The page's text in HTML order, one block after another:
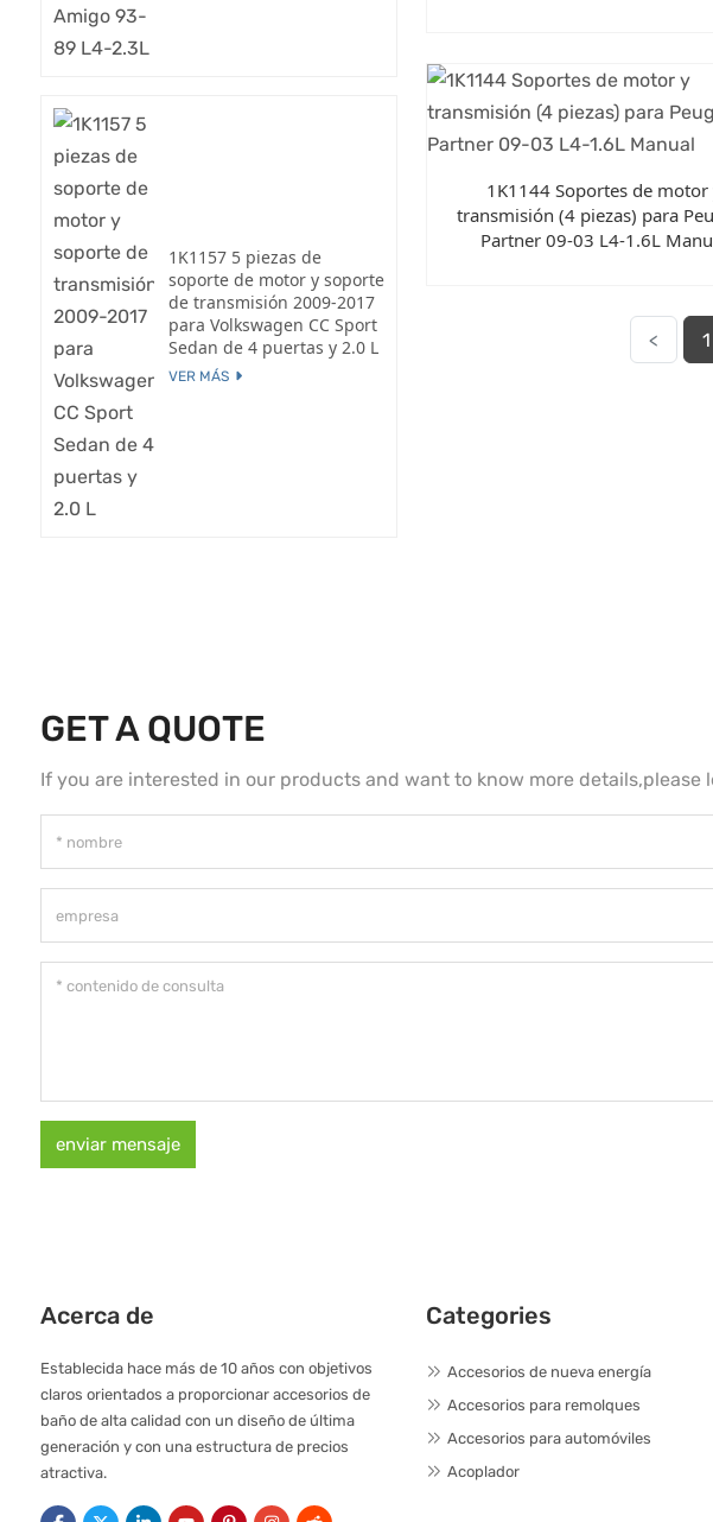
1K1144 Soportes de motor
transmisión (4 piezas) para
Partner 09-03 L4-1.6L
< 1
1K1157 5 piezas de
soporte de motor y soporte
de transmisión 2009-2017
para Volkswagen CC Sport
Sedan de 4 puertas y 2.0 L
VER MÁS
GET A QUOTE
If you are interested in our products and want to know more details,please
enviar mensaje
Acerca de
Establecida hace más de 10 años con objetivos
claros orientados a proporcionar accesorios de
baño de alta calidad con un diseño de última
generación y con una estructura de precios
atractiva.
Categories
Accesorios de nueva energía
Accesorios para remolques
Accesorios para automóviles
Acoplador